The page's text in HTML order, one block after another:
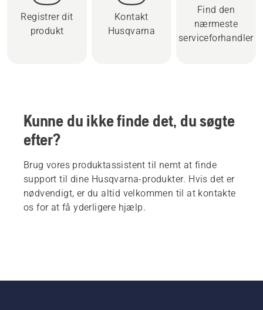
Registrer dit
produkt
Kontakt
Husqvarna
Find den
nærmeste
serviceforhandler
Kunne du ikke finde det, du søgte
efter?
Brug vores produktassistent til nemt at finde
support til dine Husqvarna-produkter. Hvis det er
nødvendigt, er du altid velkommen til at kontakte
os for at få yderligere hjælp.